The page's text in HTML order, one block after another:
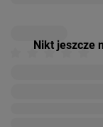
Nikt jeszcze